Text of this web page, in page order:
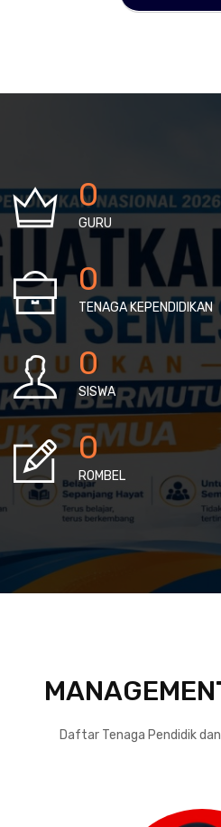
0
GURU
0
TENAGA KEPENDIDIKAN
0
SISWA
0
ROMBEL
Daftar Tenaga Pendidik